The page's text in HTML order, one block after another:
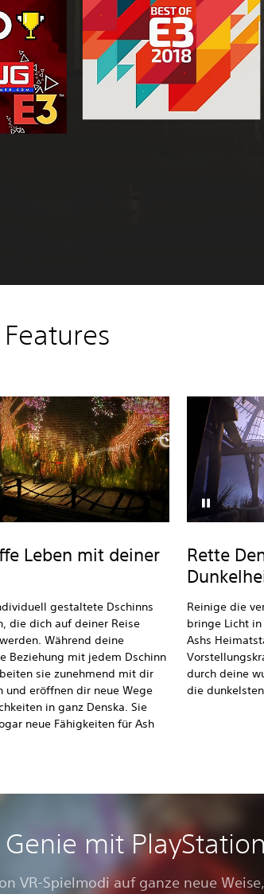
Features
Leben mit deiner
gestaltete Dschinns
die dich auf deiner Reise
Während deine
Beziehung mit jedem Dschinn
sie zunehmend mit dir
und eröffnen dir neue Wege
in ganz Denska. Sie
neue Fähigkeiten für Ash
Rette
Reinige die
bringe Licht
Ashs
durch deine
die
mit
VR-Spielmodi auf ganze neue